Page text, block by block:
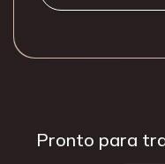
Pronto para